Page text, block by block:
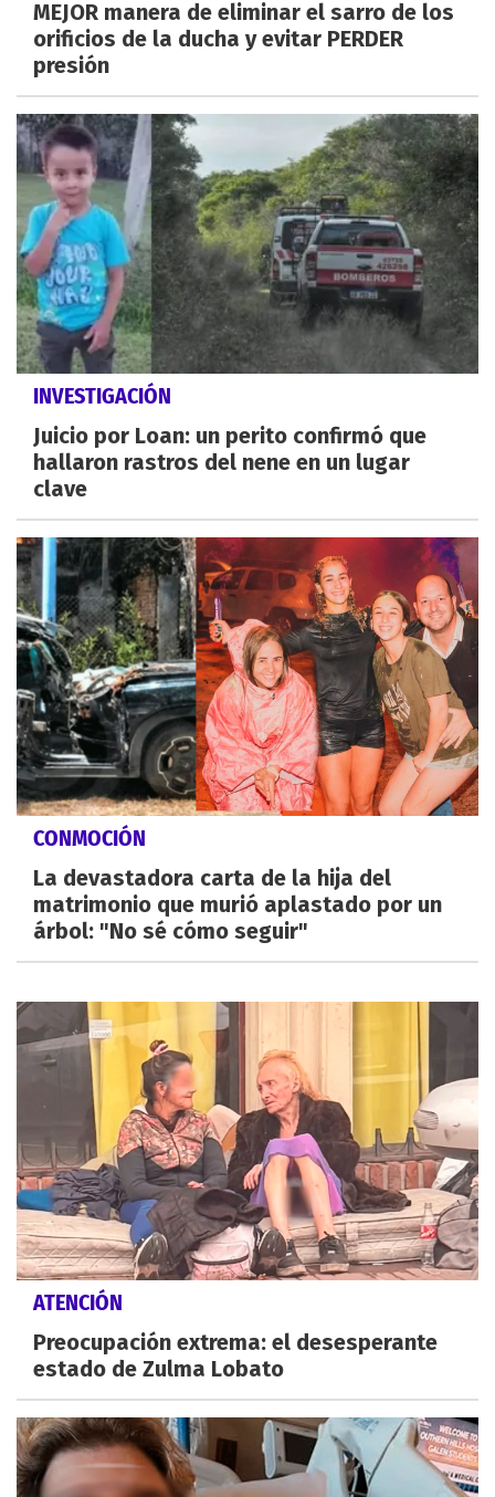
MEJOR manera de eliminar el sarro de los
orificios de la ducha y evitar PERDER
presión
INVESTIGACIÓN
Juicio por Loan: un perito confirmó que
hallaron rastros del nene en un lugar
clave
CONMOCIÓN
La devastadora carta de la hija del
matrimonio que murió aplastado por un
árbol: "No sé cómo seguir"
ATENCIÓN
Preocupación extrema: el desesperante
estado de Zulma Lobato